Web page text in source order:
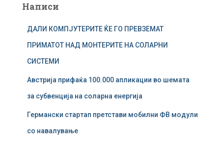
р
Написи
ДАЛИ КОМПЈУТЕРИТЕ ЌЕ ГО ПРЕВЗЕМАТ
ПРИМАТОТ НАД МОНТЕРИТЕ НА СОЛАРНИ
СИСТЕМИ
Австрија прифаќа 100.000 апликации во шемата
за субвенција на соларна енергија
Германски стартап претстави мобилни ФВ модули
со навалување